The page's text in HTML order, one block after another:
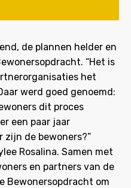
de plannen helder en
“Het is
het
werd goed genoemd:
dit proces
een paar jaar
zijn de bewoners?”
Rosalina. Samen met
en partners van de
Bewonersopdracht om